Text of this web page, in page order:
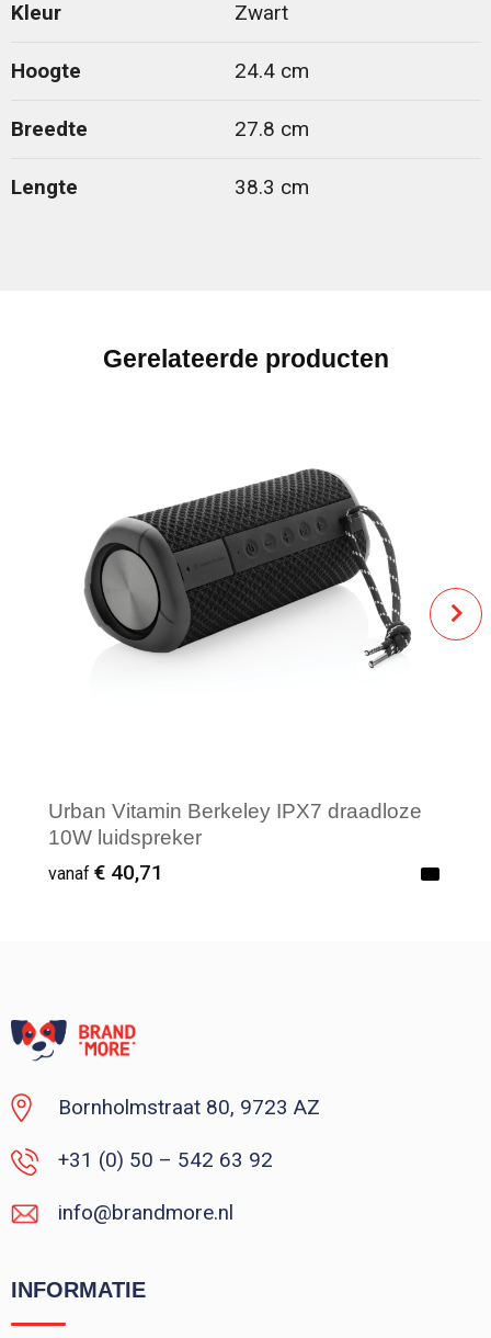
Kleur Zwart
Hoogte 24.4 cm
Breedte 27.8 cm
Lengte 38.3 cm
Gerelateerde producten
Urban Vitamin Berkeley IPX7 draadloze
10W luidspreker
vanaf € 40,71
Bornholmstraat 80, 9723 AZ
+31 (0) 50 – 542 63 92
info@brandmore.nl
INFORMATIE